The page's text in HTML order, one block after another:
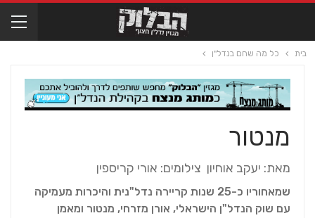
בית כל מה שחם בנדל"ן
מנטור
מאת: יעקב אוחיון צילומים: אורי קריספין
שמאחוריו כ-25 שנות קריירה נדל"נית והיכרות מעמיקה
עם שוק הנדל"ן הישראלי, אורן מזרחי, מנטור ומאמן